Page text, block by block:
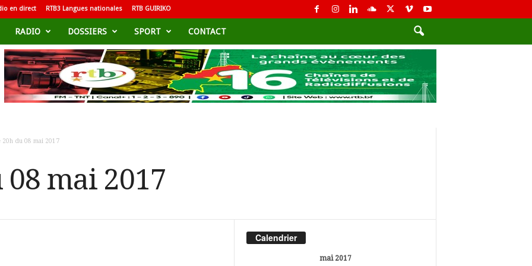
en direct RTB3 Langues nationales RTB GUIRIKO
RADIO DOSSIERS SPORT CONTACT
20h du 08 mai 2017
08 mai 2017
Calendrier
mai 2017